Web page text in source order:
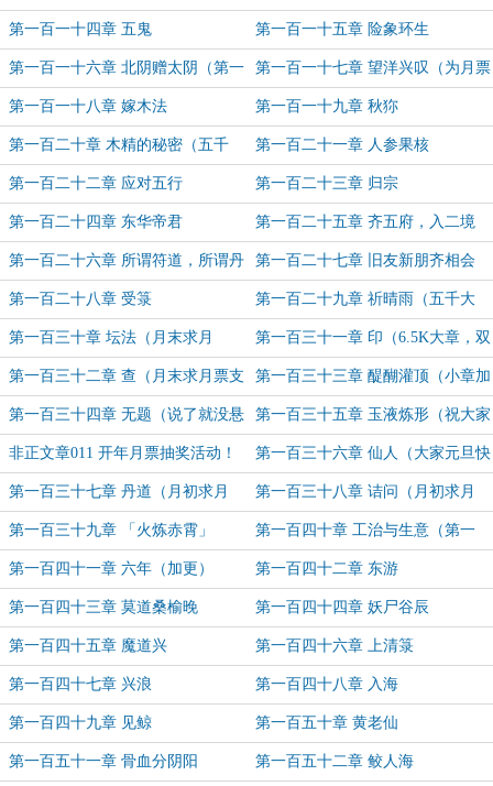
第一百一十四章 五鬼 第一百一十五章 险象环生
第一百一十六章 北阴赠太阴（第一
更奉上）
第一百一十七章 望洋兴叹（为月票
加更）
第一百一十八章 嫁木法 第一百一十九章 秋狝
第一百二十章 木精的秘密（五千
字，求月票）
第一百二十一章 人参果核
第一百二十二章 应对五行 第一百二十三章 归宗
第一百二十四章 东华帝君 第一百二十五章 齐五府，入二境
（小章加更）
第一百二十六章 所谓符道，所谓丹
道
第一百二十七章 旧友新朋齐相会
第一百二十八章 受箓 第一百二十九章 祈晴雨（五千大
章，求月票！）
第一百三十章 坛法（月末求月
票！）
第一百三十一章 印（6.5K大章，双
倍月票活动0点后开启，求月票！）
第一百三十二章 查（月末求月票支
持！）
第一百三十三章 醍醐灌顶（小章加
更）
第一百三十四章 无题（说了就没悬
念啦，求票求票！）
第一百三十五章 玉液炼形（祝大家
新年快乐！）
非正文章011 开年月票抽奖活动！ 第一百三十六章 仙人（大家元旦快
乐！）
第一百三十七章 丹道（月初求月
票）
第一百三十八章 诘问（月初求月
票！）
第一百三十九章 「火炼赤霄」 第一百四十章 工治与生意（第一
更）
第一百四十一章 六年（加更） 第一百四十二章 东游
第一百四十三章 莫道桑榆晚 第一百四十四章 妖尸谷辰
第一百四十五章 魔道兴 第一百四十六章 上清箓
第一百四十七章 兴浪 第一百四十八章 入海
第一百四十九章 见鲸 第一百五十章 黄老仙
第一百五十一章 骨血分阴阳 第一百五十二章 鲛人海